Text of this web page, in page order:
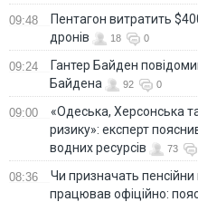
09:48
Пентагон витратить
дронів
18 0
09:24
Гантер Байден
Байдена
92 0
09:00
«Одеська, Херсонська
ризику»: експерт
водних ресурсів
73
08:36
Чи призначать
працював офіційно: